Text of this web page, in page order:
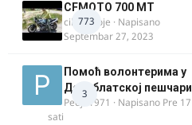
773
CFMOTO 700 MT
cika miloje · Napisano
Septembar 27, 2023
3
Помоћ волонтерима у
Делиблатској пешчари
Pedja1971 · Napisano Pre 17
sati